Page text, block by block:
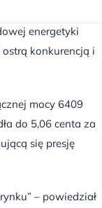
energetyki
konkurencją i
mocy 6409
do 5,06 centa za
się presję
– powiedział